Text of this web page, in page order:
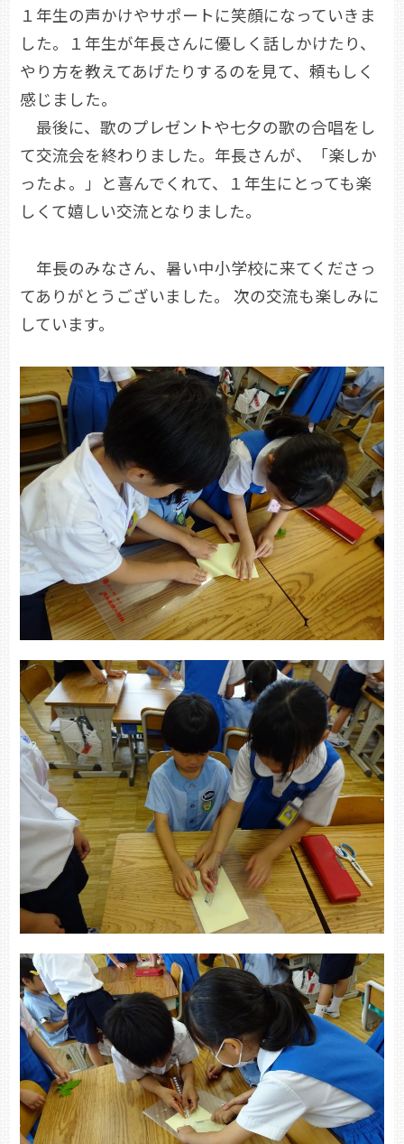
１年生の声かけやサポートに笑顔になっていきま
した。１年生が年長さんに優しく話しかけたり、
やり方を教えてあげたりするのを見て、頼もしく
感じました。
最後に、歌のプレゼントや七夕の歌の合唱をし
て交流会を終わりました。年長さんが、「楽しか
ったよ。」と喜んでくれて、１年生にとっても楽
しくて嬉しい交流となりました。
年長のみなさん、暑い中小学校に来てくださっ
てありがとうございました。 次の交流も楽しみに
しています。